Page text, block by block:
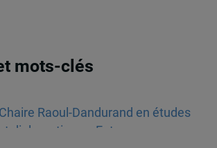
mots-clés
Chaire Raoul-Dandurand en études
diplomatiques
Entrevues